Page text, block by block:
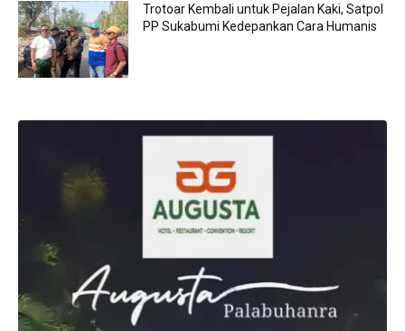
Trotoar Kembali untuk Pejalan Kaki, Satpol
PP Sukabumi Kedepankan Cara Humanis